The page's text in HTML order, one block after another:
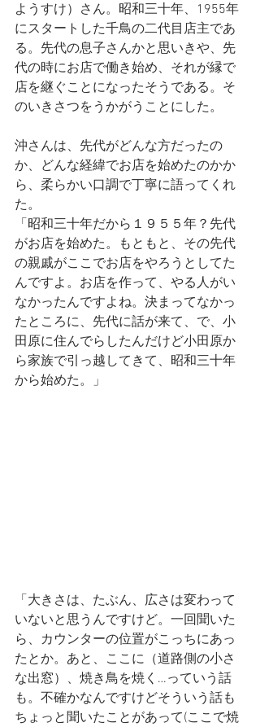
ようすけ）さん。昭和三十年、1955年
にスタートした千鳥の二代目店主であ
る。先代の息子さんかと思いきや、先
代の時にお店で働き始め、それが縁で
店を継ぐことになったそうである。そ
のいきさつをうかがうことにした。
沖さんは、先代がどんな方だったの
か、どんな経緯でお店を始めたのかか
ら、柔らかい口調で丁寧に語ってくれ
た。
「昭和三十年だから１９５５年？先代
がお店を始めた。もともと、その先代
の親戚がここでお店をやろうとしてた
んですよ。お店を作って、やる人がい
なかったんですよね。決まってなかっ
たところに、先代に話が来て、で、小
田原に住んでらしたんだけど小田原か
ら家族で引っ越してきて、昭和三十年
から始めた。」
「大きさは、たぶん、広さは変わって
いないと思うんですけど。一回聞いた
ら、カウンターの位置がこっちにあっ
たとか。あと、ここに（道路側の小さ
な出窓）、焼き鳥を焼く…っていう話
も。不確かなんですけどそういう話も
ちょっと聞いたことがあって(ここで焼